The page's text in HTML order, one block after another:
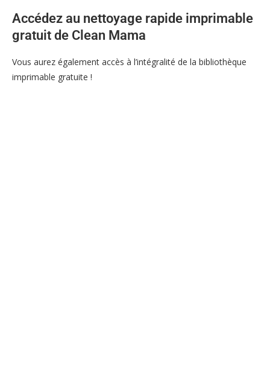
Accédez au nettoyage rapide imprimable
gratuit de Clean Mama
Vous aurez également accès à l’intégralité de la bibliothèque
imprimable gratuite !